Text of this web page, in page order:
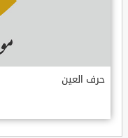
حرف العين